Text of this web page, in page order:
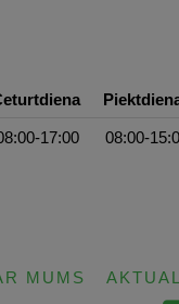
17:00 08:00-
MUMS